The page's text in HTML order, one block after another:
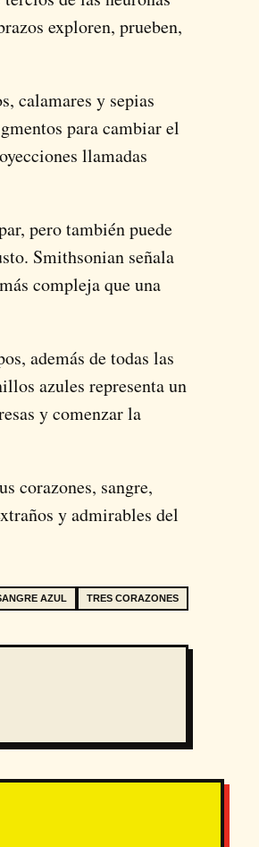
exploren, prueben,
calamares y sepias
para cambiar el
llamadas
pero también puede
Smithsonian señala
compleja que una
además de todas las
azules representa un
y comenzar la
corazones, sangre,
y admirables del
AZUL TRES CORAZONES